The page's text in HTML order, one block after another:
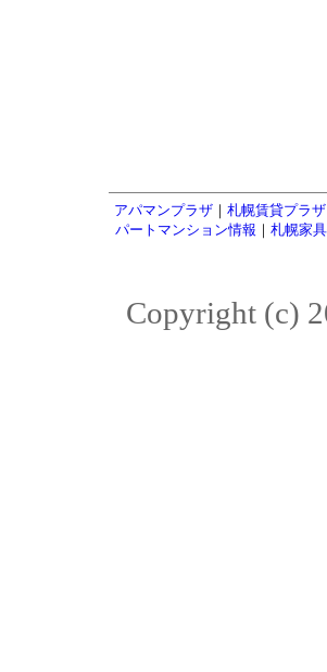
アパマンプラザ ｜ 札幌賃貸プラザ
パートマンション情報 ｜ 札幌家
Copyright (c)